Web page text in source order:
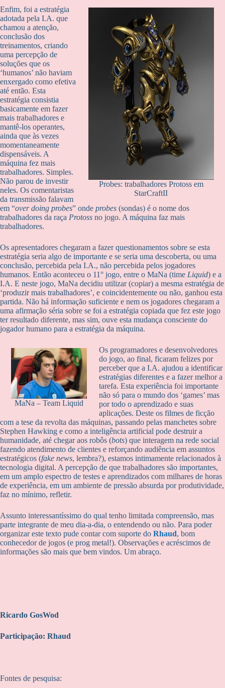
Probes: trabalhadores Protoss em
StarCraftII
Enfim, foi a estratégia
adotada pela I.A. que
chamou a atenção,
conclusão dos
treinamentos, criando
uma percepção de
soluções que os
‘humanos’ não haviam
enxergado como efetiva
até então. Esta
estratégia consistia
basicamente em fazer
mais trabalhadores e
mantê-los operantes,
ainda que às vezes
momentaneamente
dispensáveis. A
máquina fez mais
trabalhadores. Simples.
Não parou de investir
neles. Os comentaristas
da transmissão falavam
em “over doing probes” onde probes (sondas) é o nome dos
trabalhadores da raça Protoss no jogo. A máquina faz mais
trabalhadores.
Os apresentadores chegaram a fazer questionamentos sobre se esta
estratégia seria algo de importante e se seria uma descoberta, ou uma
conclusão, percebida pela I.A., não percebida pelos jogadores
humanos. Então aconteceu o 11° jogo, entre o MaNa (time Liquid) e a
I.A. E neste jogo, MaNa decidiu utilizar (copiar) a mesma estratégia de
‘produzir mais trabalhadores’, e coincidentemente ou não, ganhou esta
partida. Não há informação suficiente e nem os jogadores chegaram a
uma afirmação séria sobre se foi a estratégia copiada que fez este jogo
ter resultado diferente, mas sim, ouve esta mudança consciente do
jogador humano para a estratégia da máquina.
MaNa – Team Liquid
Os programadores e desenvolvedores
do jogo, ao final, ficaram felizes por
perceber que a I.A. ajudou a identificar
estratégias diferentes e a fazer melhor a
tarefa. Esta experiência foi importante
não só para o mundo dos ‘games’ mas
por todo o aprendizado e suas
aplicações. Deste os filmes de ficção
com a tese da revolta das máquinas, passando pelas manchetes sobre
Stephen Hawking e como a inteligência artificial pode destruir a
humanidade, até chegar aos robôs (bots) que interagem na rede social
fazendo atendimento de clientes e reforçando audiência em assuntos
estratégicos (fake news, lembra?), estamos intimamente relacionados à
tecnologia digital. A percepção de que trabalhadores são importantes,
em um amplo espectro de testes e aprendizados com milhares de horas
de experiência, em um ambiente de pressão absurda por produtividade,
faz no mínimo, refletir.
Assunto interessantíssimo do qual tenho limitada compreensão, mas
parte integrante de meu dia-a-dia, o entendendo ou não. Para poder
organizar este texto pude contar com suporte do Rhaud, bom
conhecedor de jogos (e prog metal!). Observações e acréscimos de
informações são mais que bem vindos. Um abraço.
Ricardo GosWod
Participação: Rhaud
Fontes de pesquisa: